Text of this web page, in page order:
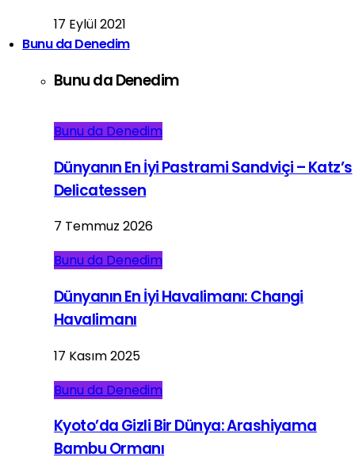
17 Eylül 2021
Bunu da Denedim
Bunu da Denedim
Bunu da Denedim
Dünyanın En İyi Pastrami Sandviçi – Katz’s
Delicatessen
7 Temmuz 2026
Bunu da Denedim
Dünyanın En İyi Havalimanı: Changi
Havalimanı
17 Kasım 2025
Bunu da Denedim
Kyoto’da Gizli Bir Dünya: Arashiyama
Bambu Ormanı